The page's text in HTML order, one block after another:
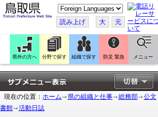
こ
の
ペ
ー
ジ
翻
訳
す
る
読み上げ 大 元
県外の方へ 分野で探す 組織で探す 防災 緊急 メニュー
現在の位置： ホーム 県の組織と仕事 総務部
公文
書館
活動日誌